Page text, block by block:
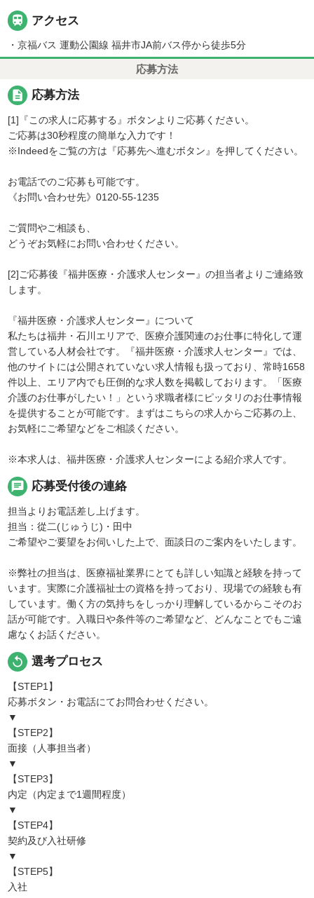
 アクセス
・京福バス 運動公園線 福井市JA前バス停から徒歩5分
応募方法
description 応募方法
[1]『この求人に応募する』ボタンよりご応募ください。
ご応募は30秒程度の簡単な入力です！
※Indeedをご覧の方は『応募先へ進むボタン』を押してください。
お電話でのご応募も可能です。
《お問い合わせ先》0120-55-1235
ご質問やご相談も、
どうぞお気軽にお問い合わせください。
[2]ご応募後『福井医療・介護求人センター』の担当者よりご連絡致
します。
『福井医療・介護求人センター』について
私たちは福井・石川エリアで、医療介護関連のお仕事に特化して運
営している人材会社です。『福井医療・介護求人センター』では、
他のサイトには公開されていない求人情報も扱っており、常時1658
件以上、エリア内でも圧倒的な求人数を掲載しております。「医療
介護のお仕事がしたい！」という求職者様にピッタリのお仕事情報
を提供することが可能です。まずはこちらの求人からご応募の上、
お気軽にご希望などをご相談ください。
※本求人は、福井医療・介護求人センターによる紹介求人です。
chat 応募受付後の連絡
担当よりお電話差し上げます。
担当：從二(じゅうじ)・田中
ご希望やご要望をお伺いした上で、面談日のご案内をいたします。
※弊社の担当は、医療福祉業界にとても詳しい知識と経験を持って
います。実際に介護福祉士の資格を持っており、現場での経験も有
しています。働く方の気持ちをしっかり理解しているからこそのお
話が可能です。入職日や条件等のご希望など、どんなことでもご遠
慮なくお話ください。
replay 選考プロセス
【STEP1】
応募ボタン・お電話にてお問合わせください。
▼
【STEP2】
面接（人事担当者）
▼
【STEP3】
内定（内定まで1週間程度）
▼
【STEP4】
契約及び入社研修
▼
【STEP5】
入社